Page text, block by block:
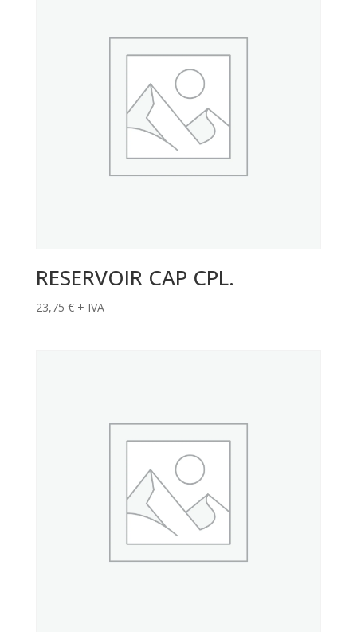
RESERVOIR CAP CPL.
23,75 € + IVA